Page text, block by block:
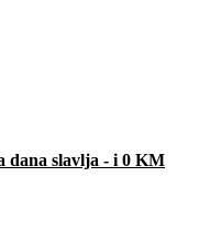
dana slavlja - i 0 KM